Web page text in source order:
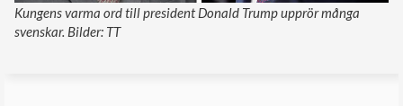
Kungens varma ord till president Donald Trump upprör många
svenskar. Bilder: TT